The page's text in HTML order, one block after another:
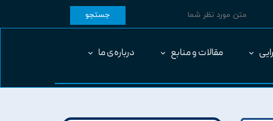
جستجو
مقالات و منابع درباره‌ی ما